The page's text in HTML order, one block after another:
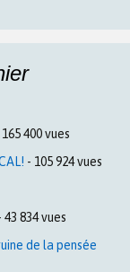
165 400 vues
- 105 924 vues
43 834 vues
de la pensée